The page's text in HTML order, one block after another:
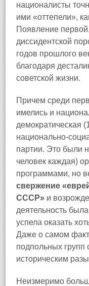
националисты
ими «оттепели»,
Появление
диссидентской
годов прошлого
благодаря
советской жизни.
Причем среди
имелись и
демократическая
национально-
партии. Это были
человек каждая)
программами, но
свержение
СССР» и
деятельность
успела оказать
Даже о самом
подпольных групп
историческим
Неизмеримо